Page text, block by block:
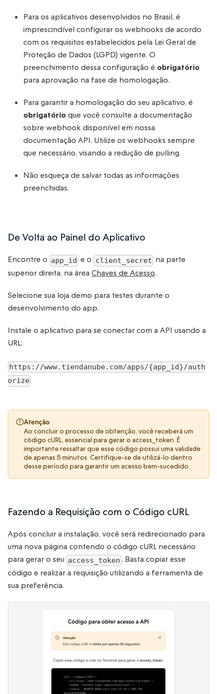
Para os aplicativos desenvolvidos no Brasil, é
imprescindível configurar os webhooks de acordo
com os requisitos estabelecidos pela Lei Geral de
Proteção de Dados (LGPD) vigente. O
preenchimento dessa configuração é obrigatório
para aprovação na fase de homologação.
Para garantir a homologação do seu aplicativo, é
obrigatórioque você consulte a documentação
sobre webhook disponível em nossa
documentação API. Utilize os webhooks sempre
que necessário, visando a redução de pulling.
Não esqueça de salvar todas as informações
preenchidas.
De Volta ao Painel do Aplicativo
Encontre o app_id e o client_secret na parte
superior direita, na área Chaves de Acesso.
Selecione sua loja demo para testes durante o
desenvolvimento do app.
Instale o aplicativo para se conectar com a API usando a
URL:
https://www.tiendanube.com/apps/{app_id}/auth
orize
Atenção
Ao concluir o processo de obtenção, você receberá um
código cURL, essencial para gerar o access_token. É
importante ressaltar que esse código possui uma validade
de apenas 5 minutos. Certifique-se de utilizá-lo dentro
desse período para garantir um acesso bem-sucedido.
Fazendo a Requisição com o Código cURL
Após concluir a instalação, você será redirecionado para
uma nova página contendo o código cURL necessário
para gerar o seu access_token . Basta copiar esse
código e realizar a requisição utilizando a ferramenta de
sua preferência.